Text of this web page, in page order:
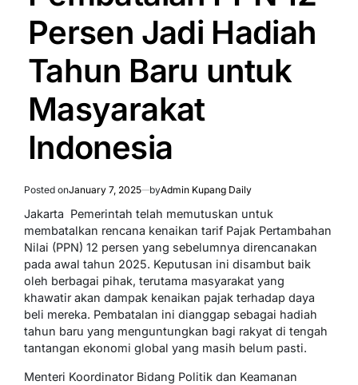
Persen Jadi Hadiah
Tahun Baru untuk
Masyarakat
Indonesia
Posted onJanuary 7, 2025 byAdmin Kupang Daily
Jakarta  Pemerintah telah memutuskan untuk
membatalkan rencana kenaikan tarif Pajak Pertambahan
Nilai (PPN) 12 persen yang sebelumnya direncanakan
pada awal tahun 2025. Keputusan ini disambut baik
oleh berbagai pihak, terutama masyarakat yang
khawatir akan dampak kenaikan pajak terhadap daya
beli mereka. Pembatalan ini dianggap sebagai hadiah
tahun baru yang menguntungkan bagi rakyat di tengah
tantangan ekonomi global yang masih belum pasti.
Menteri Koordinator Bidang Politik dan Keamanan